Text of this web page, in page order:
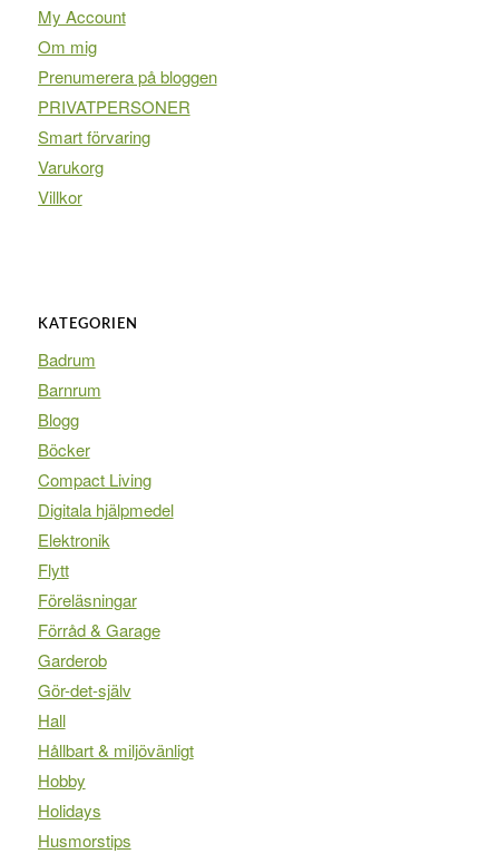
My Account
Om mig
Prenumerera på bloggen
PRIVATPERSONER
Smart förvaring
Varukorg
Villkor
KATEGORIEN
Badrum
Barnrum
Blogg
Böcker
Compact Living
Digitala hjälpmedel
Elektronik
Flytt
Föreläsningar
Förråd & Garage
Garderob
Gör-det-själv
Hall
Hållbart & miljövänligt
Hobby
Holidays
Husmorstips